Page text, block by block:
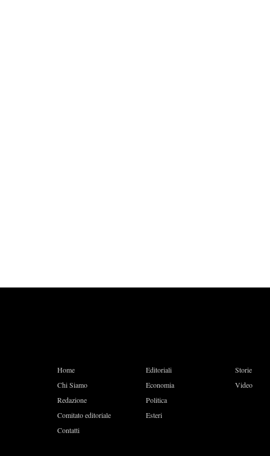
Home
Chi Siamo
Redazione
Comitato editoriale
Contatti
Editoriali
Economia
Politica
Esteri
Storie
Video